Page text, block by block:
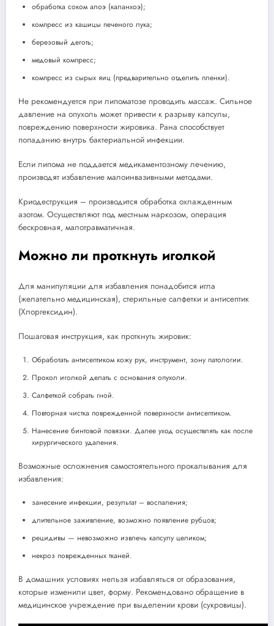
обработка соком алоэ (каланхоэ);
компресс из кашицы печеного лука;
березовый деготь;
медовый компресс;
компресс из сырых яиц (предварительно отделить пленки).
Не рекомендуется при липоматозе проводить массаж. Сильное
давление на опухоль может привести к разрыву капсулы,
повреждению поверхности жировика. Рана способствует
попаданию внутрь бактериальной инфекции.
Если липома не поддается медикаментозному лечению,
производят избавление малоинвазивными методами.
Криодеструкция – производится обработка охлажденным
азотом. Осуществляют под местным наркозом, операция
бескровная, малотравматичная.
Можно ли проткнуть иголкой
Для манипуляции для избавления понадобится игла
(желательно медицинская), стерильные салфетки и антисептик
(Хлоргексидин).
Пошаговая инструкция, как проткнуть жировик:
Обработать антисептиком кожу рук, инструмент, зону патологии.
Прокол иголкой делать с основания опухоли.
Салфеткой собрать гной.
Повторная чистка поврежденной поверхности антисептиком.
Нанесение бинтовой повязки. Далее уход осуществлять как после
хирургического удаления.
Возможные осложнения самостоятельного прокалывания для
избавления:
занесение инфекции, результат – воспаления;
длительное заживление, возможно появление рубцов;
рецидивы — невозможно извлечь капсулу целиком;
некроз поврежденных тканей.
В домашних условиях нельзя избавляться от образования,
которые изменили цвет, форму. Рекомендовано обращение в
медицинское учреждение при выделении крови (сукровицы).